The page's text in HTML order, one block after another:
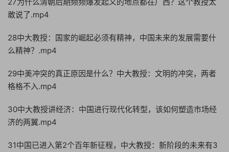
敢说了.mp4
28中大教授：国家的崛起必须有精神，中国未来的发展需要什
么精神？.mp4
29中美冲突的真正原因是什么？中大教授：文明的冲突，两者
格格不入.mp4
30中大教授讲经济：中国进行现代化转型，该如何塑造市场经
济的两翼.mp4
31中国已进入第2个百年新征程，中大教授：新阶段的未来有3